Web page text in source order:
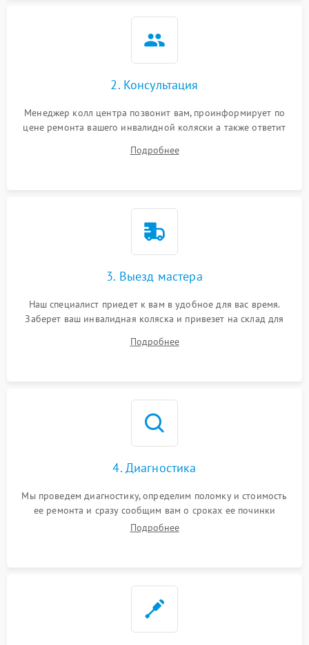
2. Консультация
Менеджер колл центра позвонит вам, проинформирует по
цене ремонта вашего инвалидной коляски а также ответит
Подробнее
3. Выезд мастера
Наш специалист приедет к вам в удобное для вас время.
Заберет ваш инвалидная коляска и привезет на склад для
Подробнее
4. Диагностика
Мы проведем диагностику, определим поломку и стоимость
ее ремонта и сразу сообщим вам о сроках ее починки
Подробнее